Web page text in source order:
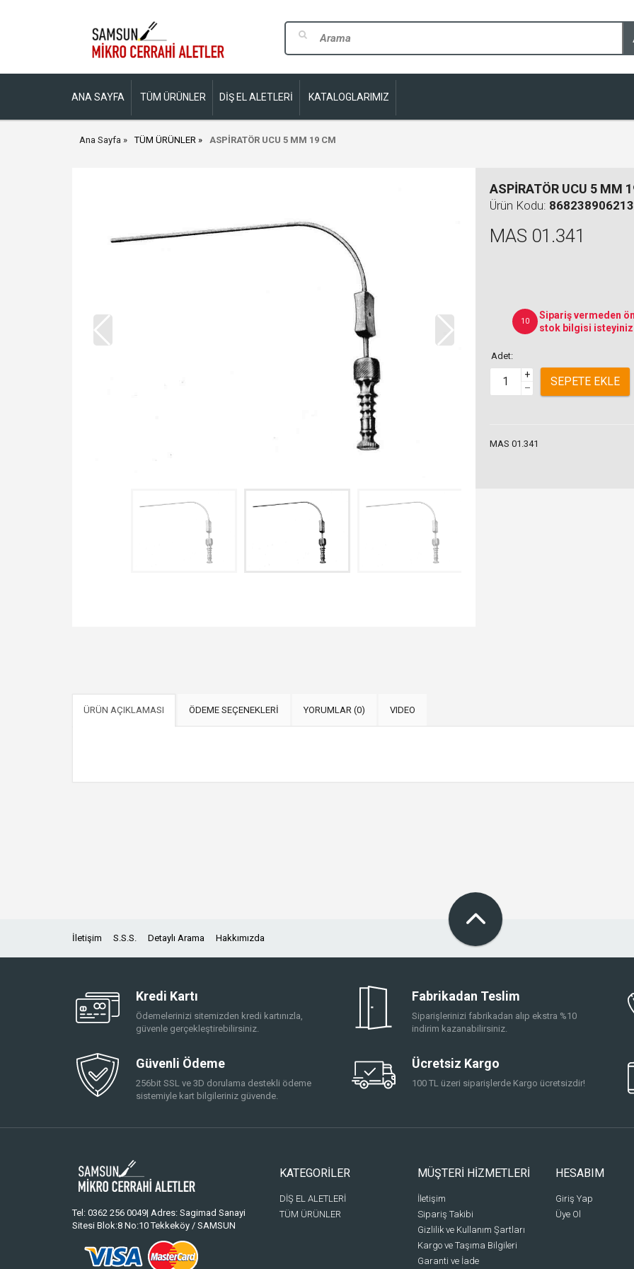
ANA SAYFA TÜM ÜRÜNLER DİŞ EL ALETLERİ KATALOGLARIMIZ
Ana Sayfa TÜM ÜRÜNLER ASPİRATÖR UCU 5 MM 19 CM
ASPİRATÖR UCU 5 MM
Ürün Kodu:
MAS 01.341
10
Sipariş vermeden
stok bilgisi
Adet:
+
–
SEPETE EKLE
MAS 01.341
ÜRÜN AÇIKLAMASI ÖDEME SEÇENEKLERİ YORUMLAR (0) VIDEO
İletişim S.S.S. Detaylı Arama Hakkımızda
Kredi Kartı
Ödemelerinizi sitemizden kredi kartınızla,
güvenle gerçekleştirebilirsiniz.
Fabrikadan Teslim
Siparişlerinizi fabrikadan alıp ekstra %10
indirim kazanabilirsiniz.
Güvenli Ödeme
256bit SSL ve 3D dorulama destekli ödeme
sistemiyle kart bilgileriniz güvende.
Ücretsiz Kargo
100 TL üzeri siparişlerde Kargo ücretsizdir!
Tel: 0362 256 0049| Adres: Sagimad Sanayi
Sitesi Blok:8 No:10 Tekkeköy / SAMSUN
KATEGORİLER
DİŞ EL ALETLERİ
TÜM ÜRÜNLER
MÜŞTERİ HİZMETLERİ
İletişim
Sipariş Takibi
Gizlilik ve Kullanım Şartları
Kargo ve Taşıma Bilgileri
Garanti ve İade
HESABIM
Giriş Yap
Üye Ol